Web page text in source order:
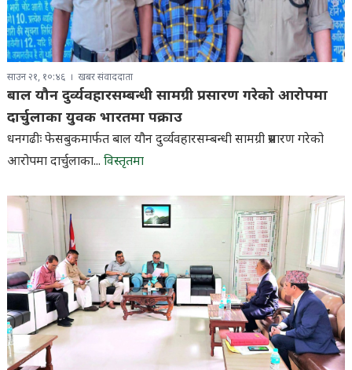
साउन २१, १०:४६ खबर संवाददाता
बाल यौन दुर्व्यवहारसम्बन्धी सामग्री प्रसारण गरेको आरोपमा
दार्चुलाका युवक भारतमा पक्राउ
धनगढीः फेसबुकमार्फत बाल यौन दुर्व्यवहारसम्बन्धी सामग्री प्रसारण गरेको
आरोपमा दार्चुलाका... विस्तृतमा